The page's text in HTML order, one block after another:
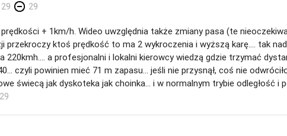
29 29
prędkości + 1km/h. Wideo uwzględnia także zmiany pasa (te
przekroczy ktoś prędkość to ma 2 wykroczenia i wyższą karę.... tak
220kmh.... a profesjonalni i lokalni kierowcy wiedzą gdzie trzymać
czyli powinien mieć 71 m zapasu... jeśli nie przysnął, coś nie
świecą jak dyskoteka jak choinka... i w normalnym trybie odległość i
29